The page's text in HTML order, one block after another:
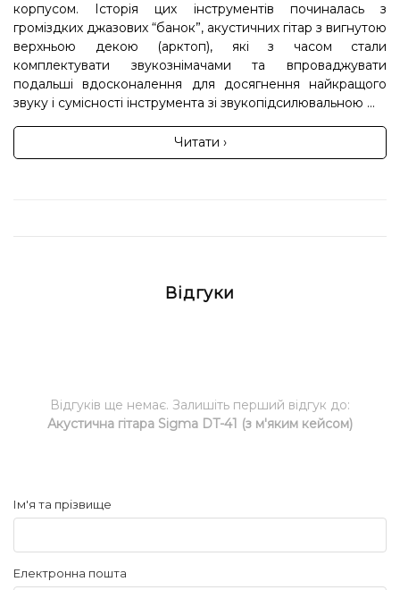
корпусом. Історія цих інструментів починалась з
громіздких джазових “банок”, акустичних гітар з вигнутою
верхньою декою (арктоп), які з часом стали
комплектувати звукознімачами та впроваджувати
подальші вдосконалення для досягнення найкращого
звуку і сумісності інструмента зі звукопідсилювальною ...
Читати ›
Відгуки
Відгуків ще немає. Залишіть перший відгук до:
Акустична гітара Sigma DT-41 (з м'яким кейсом)
Ім'я та прізвище
Електронна пошта